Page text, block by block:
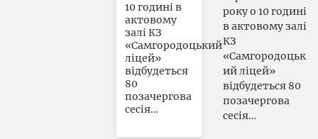
10 годині в
актовому
залі КЗ
«Самгородоцький
ліцей»
відбудеться
80
позачергова
сесія…
року о 10 годині
в актовому залі
КЗ
«Самгородоцьк
ий ліцей»
відбудеться 80
позачергова
сесія…